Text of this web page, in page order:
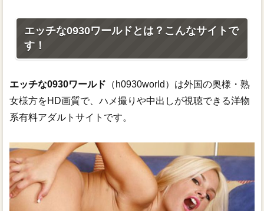
エッチな0930ワールドとは？こんなサイトで
す！
エッチな0930ワールド （h0930world）は外国の奥様・熟
女様方をHD画質で、ハメ撮りや中出しが視聴できる洋物
系有料アダルトサイトです。